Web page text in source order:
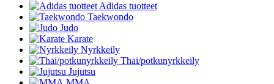
Adidas tuotteet
Taekwondo
Judo
Karate
Nyrkkeily
Thai/potkunyrkkeily
Jujutsu